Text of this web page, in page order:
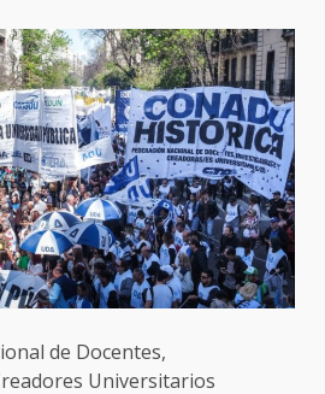
de Docentes,
Universitarios